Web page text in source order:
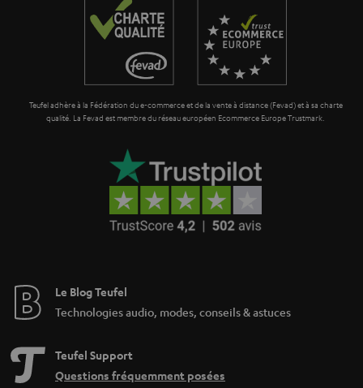
n
e
Teufel adhère à la Fédération du e-commerce et de la vente à distance (Fevad) et à sa charte
qualité. La Fevad est membre du réseau européen Ecommerce Europe Trustmark.
Le Blog Teufel
Technologies audio, modes, conseils & astuces
Teufel Support
Questions fréquemment posées